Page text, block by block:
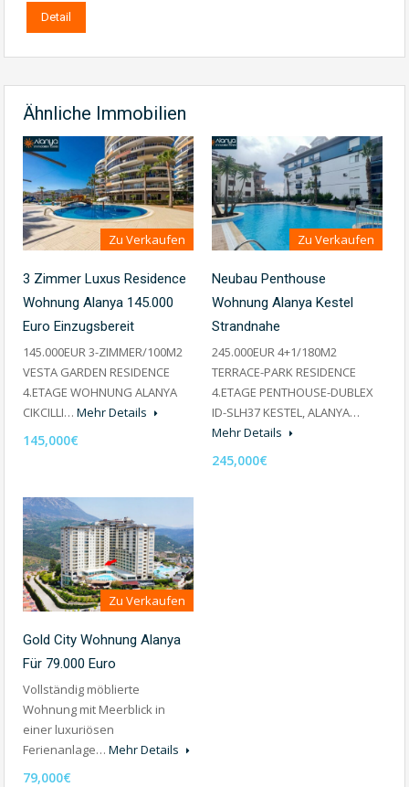
Detail
Ähnliche Immobilien
Zu Verkaufen
3 Zimmer Luxus Residence
Wohnung Alanya 145.000
Euro Einzugsbereit
145.000EUR 3-ZIMMER/100M2
VESTA GARDEN RESIDENCE
4.ETAGE WOHNUNG ALANYA
CIKCILLI… Mehr Details
145,000€
Zu Verkaufen
Neubau Penthouse
Wohnung Alanya Kestel
Strandnahe
245.000EUR 4+1/180M2
TERRACE-PARK RESIDENCE
4.ETAGE PENTHOUSE-DUBLEX
ID-SLH37 KESTEL, ALANYA…
Mehr Details
245,000€
Zu Verkaufen
Gold City Wohnung Alanya
Für 79.000 Euro
Vollständig möblierte
Wohnung mit Meerblick in
einer luxuriösen
Ferienanlage… Mehr Details
79,000€